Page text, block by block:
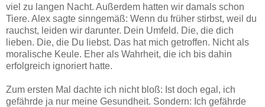
viel zu langen Nacht. Außerdem hatten wir damals schon
Tiere. Alex sagte sinngemäß: Wenn du früher stirbst, weil du
rauchst, leiden wir darunter. Dein Umfeld. Die, die dich
lieben. Die, die Du liebst. Das hat mich getroffen. Nicht als
moralische Keule. Eher als Wahrheit, die ich bis dahin
erfolgreich ignoriert hatte.
Zum ersten Mal dachte ich nicht bloß: Ist doch egal, ich
gefährde ja nur meine Gesundheit. Sondern: Ich gefährde